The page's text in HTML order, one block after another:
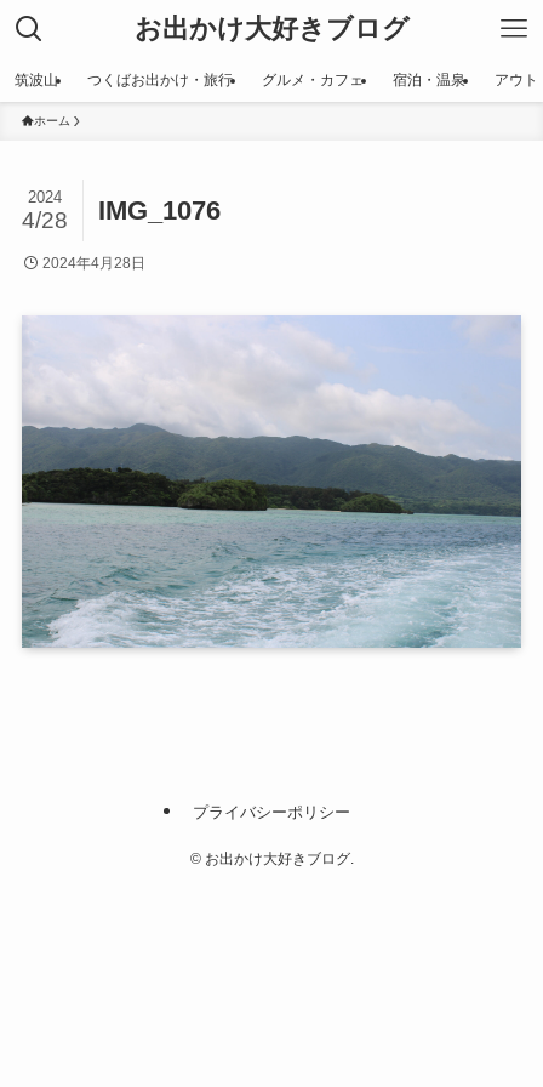
お出かけ大好きブログ
筑波山 つくばお出かけ・旅行 グルメ・カフェ 宿泊・温泉 アウト
ホーム
IMG_1076
2024
4/28
2024年4月28日
プライバシーポリシー
©お出かけ大好きブログ.